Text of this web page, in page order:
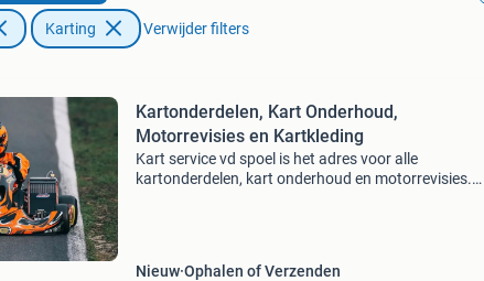
Karting Verwijder filters
Kartonderdelen, Kart Onderhoud,
Motorrevisies en Kartkleding
Kart service vd spoel is het adres voor alle
kartonderdelen, kart onderhoud en motorrevisies.
Nieuw Ophalen of Verzenden